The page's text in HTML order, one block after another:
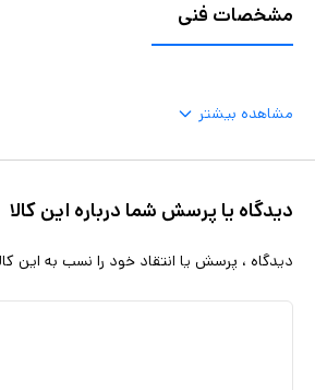
مشخصات فنی
مشاهده بیشتر
دیدگاه یا پرسش شما درباره این کالا
دیدگاه ، پرسش یا انتقاد خود را نسب به این